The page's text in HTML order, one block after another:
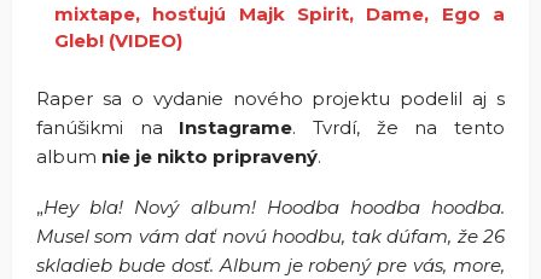
mixtape, hosťujú Majk Spirit, Dame, Ego a
Gleb! (VIDEO)
Raper sa o vydanie nového projektu podelil aj s
fanúšikmi na Instagrame. Tvrdí, že na tento
album nie je nikto pripravený.
„Hey bla! Nový album! Hoodba hoodba hoodba.
Musel som vám dať novú hoodbu, tak dúfam, že 26
skladieb bude dosť. Album je robený pre vás, more,